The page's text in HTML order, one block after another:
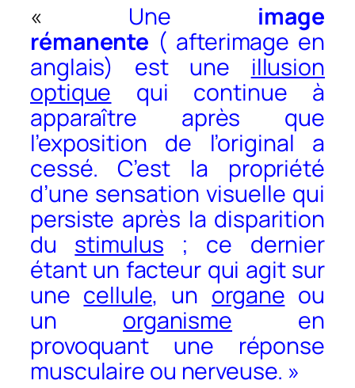
« Une image
rémanente ( afterimage en
anglais) est une illusion
optique qui continue à
apparaître après que
l’exposition de l’original a
cessé. C’est la propriété
d’une sensation visuelle qui
persiste après la disparition
du stimulus ; ce dernier
étant un facteur qui agit sur
une cellule, un organe ou
un organisme en
provoquant une réponse
musculaire ou nerveuse. »